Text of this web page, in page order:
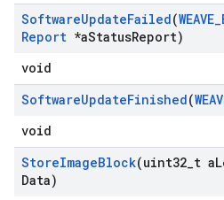
SoftwareUpdateFailed(WEAVE_
Report *aStatusReport)
void
SoftwareUpdateFinished(
void
StoreImageBlock(uint32 t a
Data)